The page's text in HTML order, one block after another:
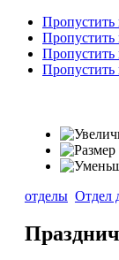
Пропустить
Пропустить
Пропустить
Пропустить
отделы Отдел